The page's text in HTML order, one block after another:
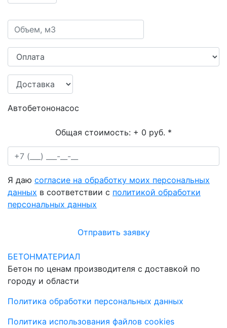
Автобетононасос
Общая стоимость: + 0 руб. *
Я даю согласие на обработку моих персональных
данных в соответствии с политикой обработки
персональных данных
Отправить заявку
БЕТОНМАТЕРИАЛ
Бетон по ценам производителя с доставкой по
городу и области
Политика обработки персональных данных
Политика использования файлов cookies